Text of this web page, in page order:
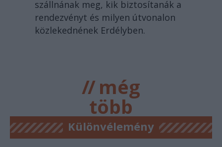
szállnának meg, kik biztosítanák a
rendezvényt és milyen útvonalon
közlekednének Erdélyben.
//még
több
főtér.ro
Különvélemény